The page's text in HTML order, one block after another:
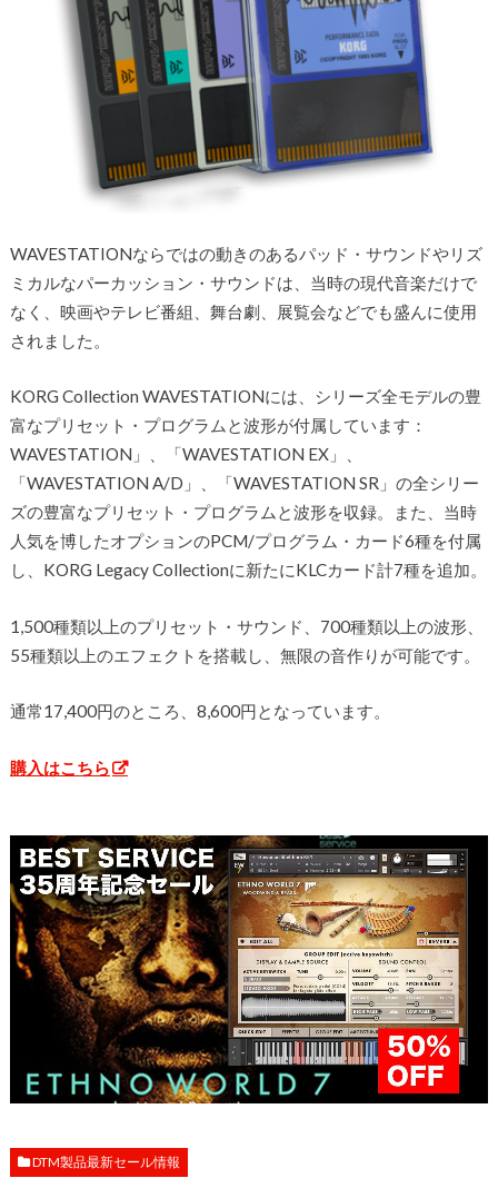
WAVESTATIONならではの動きのあるパッド・サウンドやリズ
ミカルなパーカッション・サウンドは、当時の現代音楽だけで
なく、映画やテレビ番組、舞台劇、展覧会などでも盛んに使用
されました。
KORG Collection WAVESTATIONには、シリーズ全モデルの豊
富なプリセット・プログラムと波形が付属しています：
WAVESTATION」、「WAVESTATION EX」、
「WAVESTATION A/D」、「WAVESTATION SR」の全シリー
ズの豊富なプリセット・プログラムと波形を収録。また、当時
人気を博したオプションのPCM/プログラム・カード6種を付属
し、KORG Legacy Collectionに新たにKLCカード計7種を追加。
1,500種類以上のプリセット・サウンド、700種類以上の波形、
55種類以上のエフェクトを搭載し、無限の音作りが可能です。
通常17,400円のところ、8,600円となっています。
購入はこちら
DTM製品最新セール情報